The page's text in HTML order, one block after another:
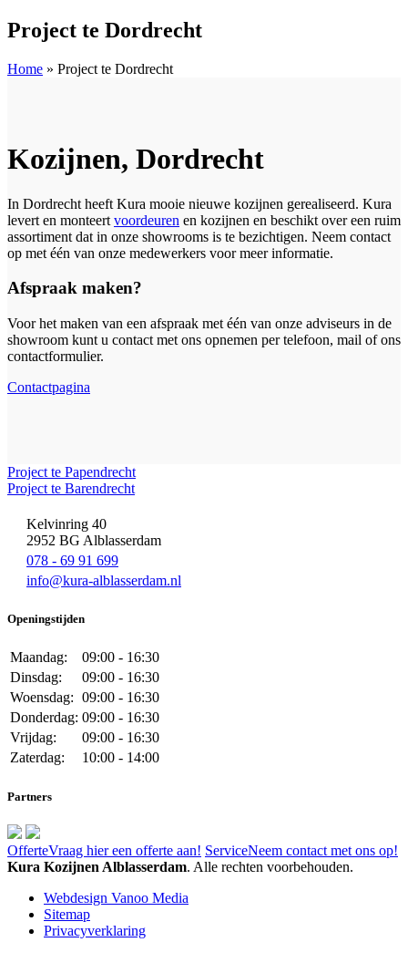
Project te Dordrecht
Home » Project te Dordrecht
Kozijnen, Dordrecht
In Dordrecht heeft Kura mooie nieuwe kozijnen gerealiseerd. Kura
levert en monteert voordeuren en kozijnen en beschikt over een ruim
assortiment dat in onze showrooms is te bezichtigen. Neem contact
op met één van onze medewerkers voor meer informatie.
Afspraak maken?
Voor het maken van een afspraak met één van onze adviseurs in de
showroom kunt u contact met ons opnemen per telefoon, mail of ons
contactformulier.
Contactpagina
Project te Papendrecht
Project te Barendrecht
Kelvinring 40
2952 BG Alblasserdam
078 - 69 91 699
info@kura-alblasserdam.nl
Openingstijden
Maandag:
09:00 - 16:30
Dinsdag:
09:00 - 16:30
Woensdag: 09:00 - 16:30
Donderdag: 09:00 - 16:30
Vrijdag:
09:00 - 16:30
Zaterdag:
10:00 - 14:00
Partners
OfferteVraag hier een offerte aan! ServiceNeem contact met ons op!
Kura Kozijnen Alblasserdam. Alle rechten voorbehouden.
Webdesign Vanoo Media
Sitemap
Privacyverklaring